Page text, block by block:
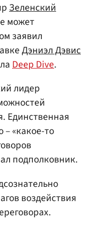
Зеленский
может
заявил
Дэниэл Дэвис
Deep Dive.
лидер
Единственная
– «какое-то
подполковник.
воздействия